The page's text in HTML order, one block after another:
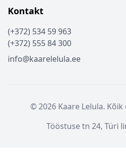
Kontakt
(+372) 534 59 963
(+372) 555 84 300
info@kaarelelula.ee
© 2026 Kaare Lelula.
Tööstuse tn 24, Türi